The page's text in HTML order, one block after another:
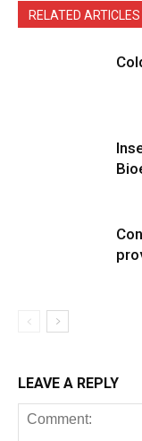
RELATED ARTICLES
LEAVE A REPLY